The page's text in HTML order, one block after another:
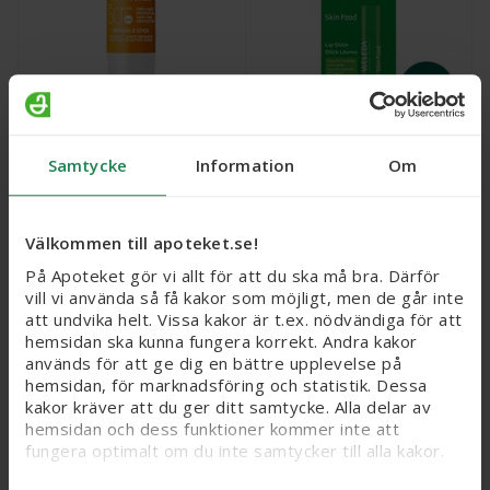
Samtycke Information Om
Välkommen till apoteket.se!
På Apoteket gör vi allt för att du ska må bra. Därför
vill vi använda så få kakor som möjligt, men de går inte
att undvika helt. Vissa kakor är t.ex. nödvändiga för att
hemsidan ska kunna fungera korrekt. Andra kakor
används för att ge dig en bättre upplevelse på
hemsidan, för marknadsföring och statistik. Dessa
kakor kräver att du ger ditt samtycke. Alla delar av
hemsidan och dess funktioner kommer inte att
fungera optimalt om du inte samtycker till alla kakor.
Vichy Capital Soleil Sun
Stick SPF 50+, 9 g
Nytt reducerat pris: 119,20 kr. Ordinarie webbpris
119,20 kr
Ord.webb pris 149 kr
Köp
Weleda Skin Food Lip
75 kr
Köp
20%